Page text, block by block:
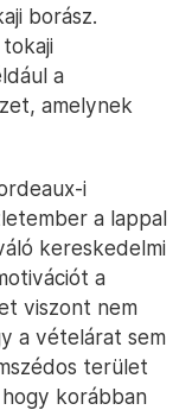
borász.
a
amelynek
i
a lappal
kereskedelmi
a
viszont nem
a vételárat sem
terület
korábban